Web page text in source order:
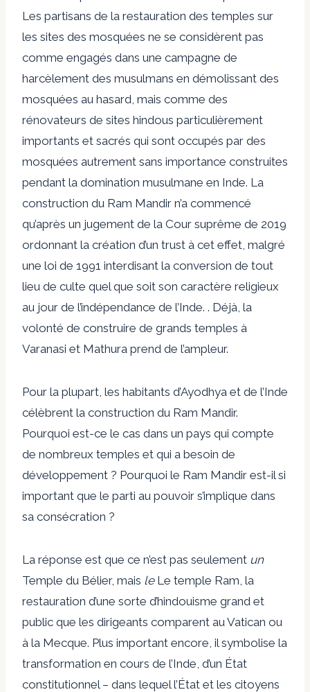
Les partisans de la restauration des temples sur
les sites des mosquées ne se considèrent pas
comme engagés dans une campagne de
harcèlement des musulmans en démolissant des
mosquées au hasard, mais comme des
rénovateurs de sites hindous particulièrement
importants et sacrés qui sont occupés par des
mosquées autrement sans importance construites
pendant la domination musulmane en Inde. La
construction du Ram Mandir n’a commencé
qu’après un jugement de la Cour suprême de 2019
ordonnant la création d’un trust à cet effet, malgré
une loi de 1991 interdisant la conversion de tout
lieu de culte quel que soit son caractère religieux
au jour de l’indépendance de l’Inde. . Déjà, la
volonté de construire de grands temples à
Varanasi et Mathura prend de l’ampleur.
Pour la plupart, les habitants d’Ayodhya et de l’Inde
célèbrent la construction du Ram Mandir.
Pourquoi est-ce le cas dans un pays qui compte
de nombreux temples et qui a besoin de
développement ? Pourquoi le Ram Mandir est-il si
important que le parti au pouvoir s’implique dans
sa consécration ?
La réponse est que ce n’est pas seulement un
Temple du Bélier, mais le Le temple Ram, la
restauration d’une sorte d’hindouisme grand et
public que les dirigeants comparent au Vatican ou
à la Mecque. Plus important encore, il symbolise la
transformation en cours de l’Inde, d’un État
constitutionnel – dans lequel l’État et les citoyens